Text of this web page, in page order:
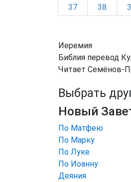
37
38
Иеремия
Библия перевод
Читает Семёнов-
Выбрать
Новый
По Матфею
По Марку
По Луке
По Иоанну
Деяния